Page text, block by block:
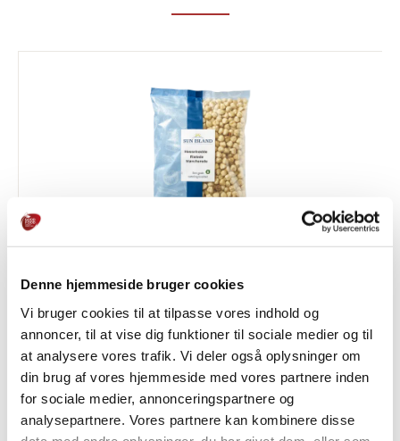
Denne hjemmeside bruger cookies
Vi bruger cookies til at tilpasse vores indhold og
annoncer, til at vise dig funktioner til sociale medier og til
at analysere vores trafik. Vi deler også oplysninger om
din brug af vores hjemmeside med vores partnere inden
for sociale medier, annonceringspartnere og
analysepartnere. Vores partnere kan kombinere disse
Hasselnøddekerner rist/blanch
HAVRE, NØDDER & KERNER